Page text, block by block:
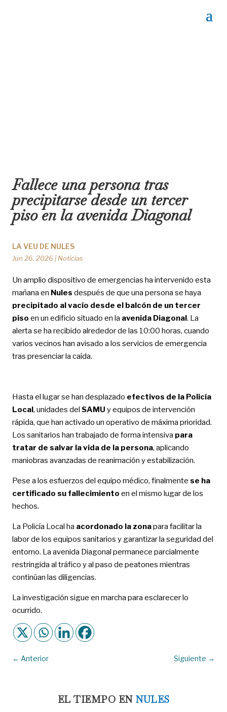
Fallece una persona tras
precipitarse desde un tercer
piso en la avenida Diagonal
LA VEU DE NULES
Jun 26, 2026 | Noticias
Un amplio dispositivo de emergencias ha intervenido esta
mañana en Nules después de que una persona se haya
precipitado al vacío desde el balcón de un tercer
piso en un edificio situado en la avenida Diagonal. La
alerta se ha recibido alrededor de las 10:00 horas, cuando
varios vecinos han avisado a los servicios de emergencia
tras presenciar la caída.
Hasta el lugar se han desplazado efectivos de la Policía
Local, unidades del SAMU y equipos de intervención
rápida, que han activado un operativo de máxima prioridad.
Los sanitarios han trabajado de forma intensiva para
tratar de salvar la vida de la persona, aplicando
maniobras avanzadas de reanimación y estabilización.
Pese a los esfuerzos del equipo médico, finalmente se ha
certificado su fallecimiento en el mismo lugar de los
hechos.
La Policía Local ha acordonado la zonapara facilitar la
labor de los equipos sanitarios y garantizar la seguridad del
entorno. La avenida Diagonal permanece parcialmente
restringida al tráfico y al paso de peatones mientras
continúan las diligencias.
La investigación sigue en marcha para esclarecer lo
ocurrido.
← Anterior Siguiente →
EL TIEMPO EN NULES